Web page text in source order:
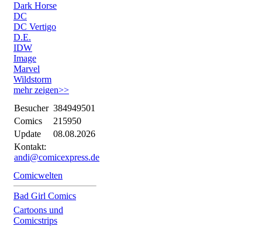
Dark Horse
DC
DC Vertigo
D.E.
IDW
Image
Marvel
Wildstorm
mehr zeigen>>
Besucher 384949501
Comics
215950
Update
08.08.2026
Kontakt:
andi@comicexpress.de
Comicwelten
Bad Girl Comics
Cartoons und
Comicstrips